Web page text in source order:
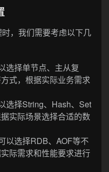
，我们需要考虑以下几
选择单节点、主从复
式，根据实际业务需求
选择String、Hash、Set
实际场景选择合适的数
以选择RDB、AOF等不
际需求和性能要求进行